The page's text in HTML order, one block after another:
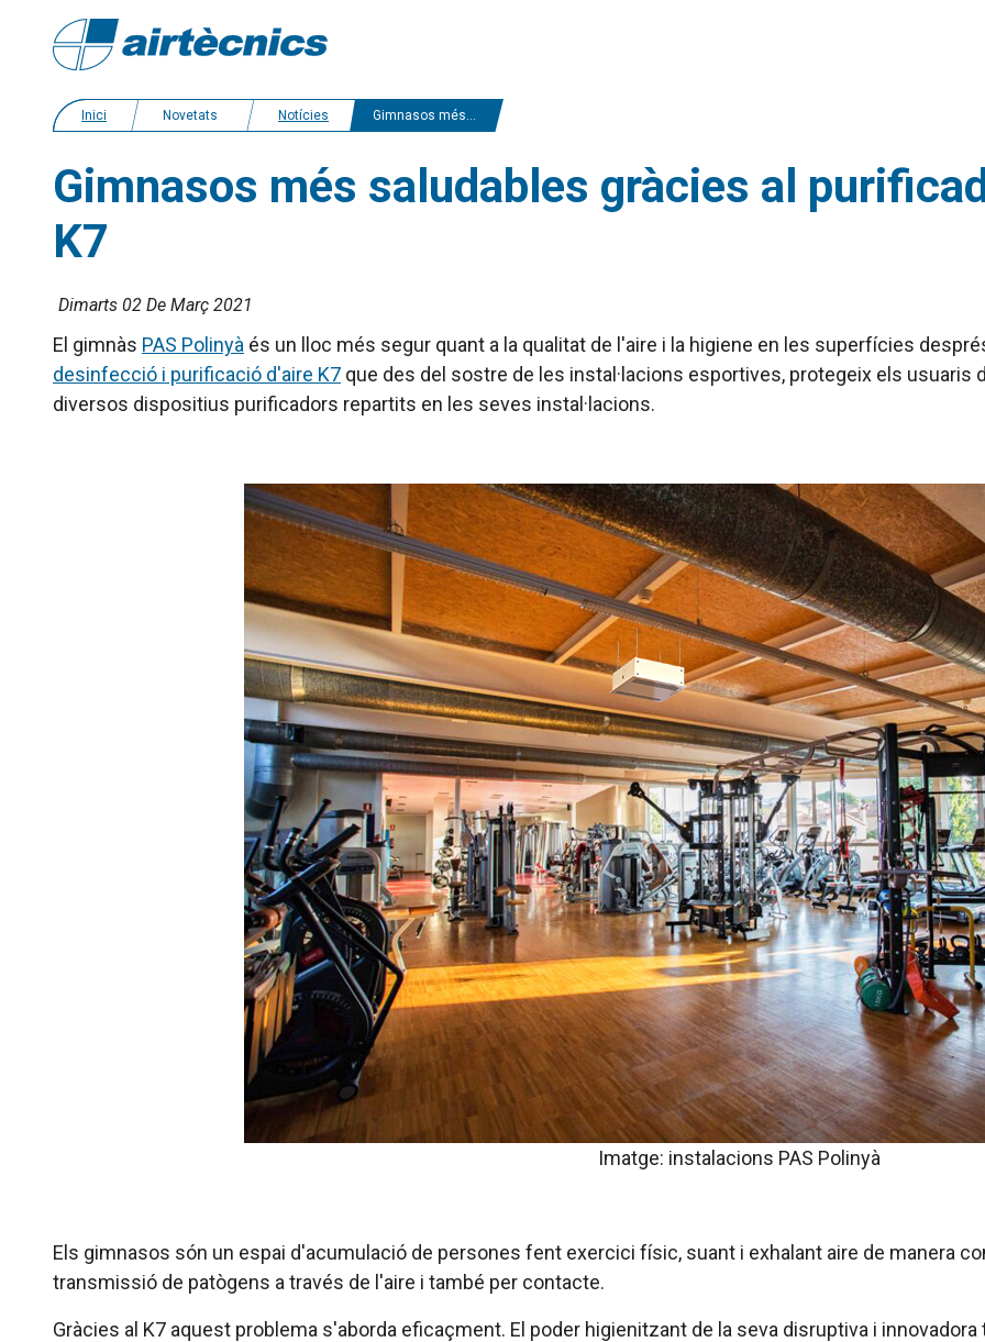
Inici Novetats Notícies Gimnasos més saludables gràcies al purificador d'aire i superfícies K7
Gimnasos més saludables gràcies al
K7
Dimarts 02 De Març 2021
El gimnàs PAS Polinyà és un lloc més segur quant a la qualitat de l'aire i la higiene en les superfícies
desinfecció i purificació d'aire K7 que des del sostre de les instal·lacions esportives, protegeix els
diversos dispositius purificadors repartits en les seves instal·lacions.
Imatge: instalacions PAS Polinyà
Els gimnasos són un espai d'acumulació de persones fent exercici físic, suant i exhalant aire de manera
transmissió de patògens a través de l'aire i també per contacte.
Gràcies al K7 aquest problema s'aborda eficaçment. El poder higienitzant de la seva disruptiva i